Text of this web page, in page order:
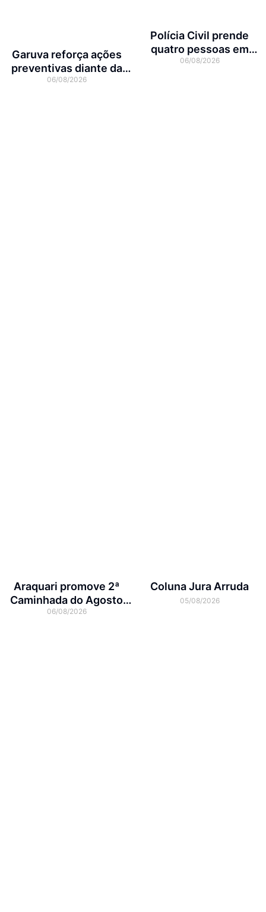
Garuva reforça ações
preventivas diante da
previsão de atuação do El
06/08/2026
Polícia Civil prende
quatro pessoas em
operação contra tráfico
06/08/2026
Araquari promove 2ª
Caminhada do Agosto
Lilás no dia 7 de agosto
06/08/2026
Coluna Jura Arruda
05/08/2026